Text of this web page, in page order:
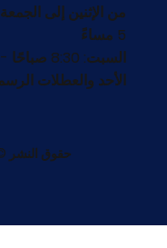
5 مساءً
السبت: 8:30 صباحًا - 12:30 ظهرًا
الأحد والعطلات